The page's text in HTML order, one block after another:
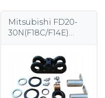
Mitsubishi FD20-
30N(F18C/F14E)
правой рулевой